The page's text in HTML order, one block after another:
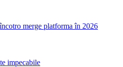
merge platforma în 2026
impecabile